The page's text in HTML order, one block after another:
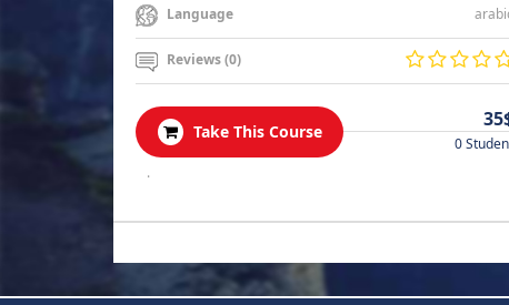
Language
Reviews (0)
Take This Course
0
.